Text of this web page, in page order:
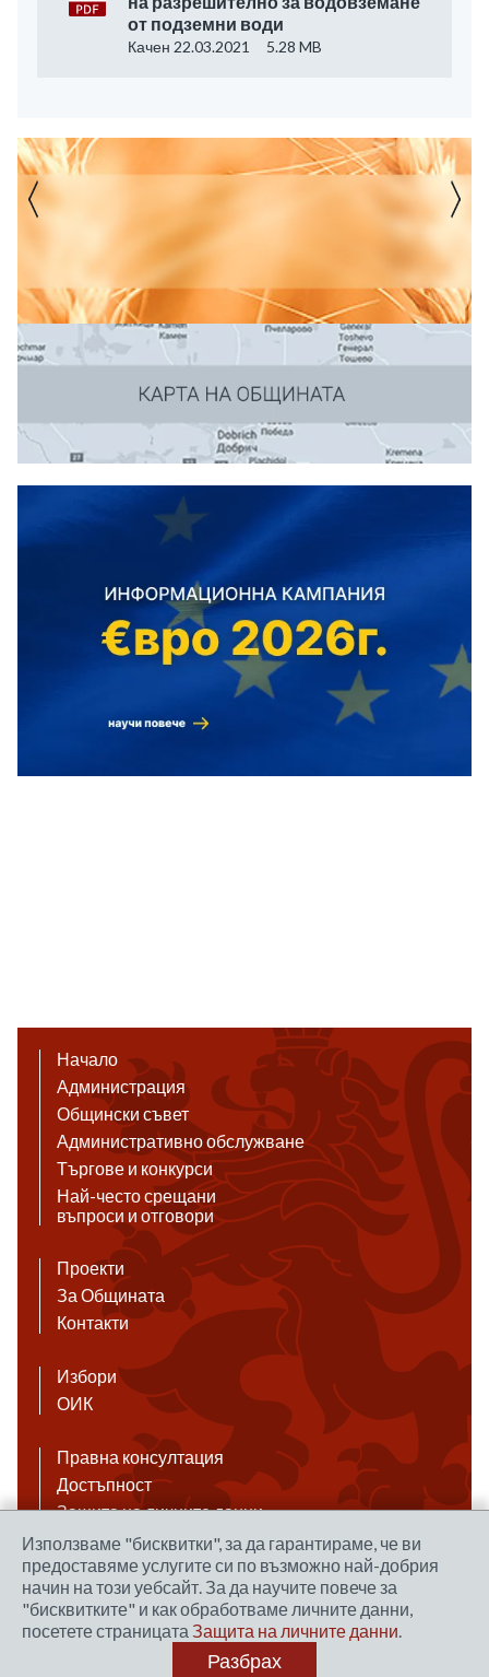
от подземни води
Качен 22.03.2021 5.28 MB
Начало
Администрация
Общински съвет
Административно обслужване
Търгове и конкурси
Най-често срещани
въпроси и отговори
Проекти
За Общината
Контакти
Избори
ОИК
Правна консултация
Достъпност
Защита на личните данни
Антикорупция
Връзки
Правила за ползване на сайта
Уеб дизайн и хостинг: NEO MEDIA
Използваме "бисквитки", за да гарантираме, че ви
предоставяме услугите си по възможно най-добрия
начин на този уебсайт. За да научите повече за
"бисквитките" и как обработваме личните данни,
посетете страницата Защита на личните данни.
Разбрах